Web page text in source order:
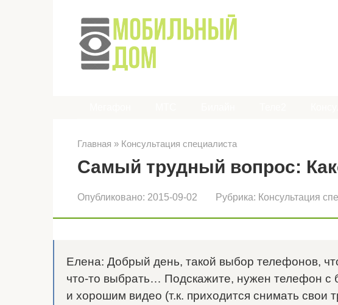
Главная » Консультация специалиста
Самый трудный вопрос:
Опубликовано: 2015-09-02 Рубрика: Консультация
Елена: Добрый день, такой выбор телефонов,
что-то выбрать… Подскажите, нужен телефон с
и хорошим видео (т.к. приходится снимать свои